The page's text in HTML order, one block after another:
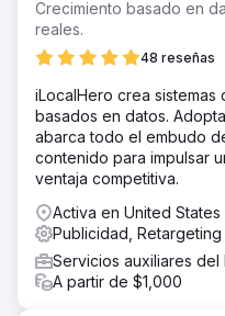
Crecimiento basado en
reales.
48 reseñas
iLocalHero crea
basados en datos.
abarca todo el embudo
contenido para impulsar
ventaja competitiva.
Activa en United States
Publicidad,
Servicios auxiliares
A partir de $1,000